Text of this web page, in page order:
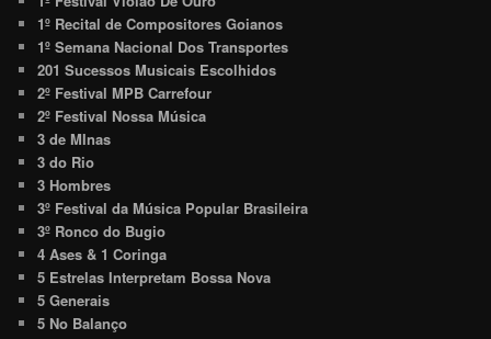
1º Recital de Compositores Goianos
1º Semana Nacional Dos Transportes
201 Sucessos Musicais Escolhidos
2º Festival MPB Carrefour
2º Festival Nossa Música
3 de MInas
3 do Rio
3 Hombres
3º Festival da Música Popular Brasileira
3º Ronco do Bugio
4 Ases & 1 Coringa
5 Estrelas Interpretam Bossa Nova
5 Generais
5 No Balanço